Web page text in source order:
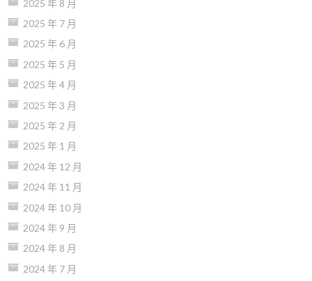
2025 年 8 月
2025 年 7 月
2025 年 6 月
2025 年 5 月
2025 年 4 月
2025 年 3 月
2025 年 2 月
2025 年 1 月
2024 年 12 月
2024 年 11 月
2024 年 10 月
2024 年 9 月
2024 年 8 月
2024 年 7 月